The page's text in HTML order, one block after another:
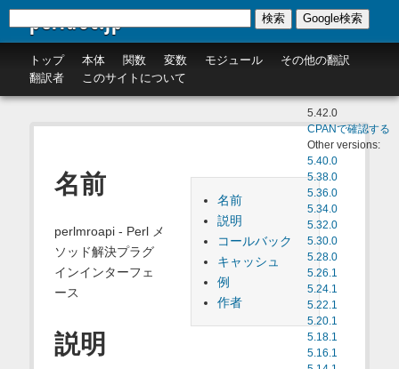
perldoc.jp
トップ 本体 関数 変数 モジュール
その他の翻訳
翻訳者
このサイトについて
検索 Google検索
5.42.0
CPANで確認する
Other versions:
5.40.0
5.38.0
5.36.0
5.34.0
5.32.0
5.30.0
5.28.0
5.26.1
5.24.1
5.22.1
5.20.1
5.18.1
5.16.1
名前
説明
コールバック
キャッシュ
例
作者
名前
perlmroapi - Perl メ
ソッド解決プラグ
インインターフェ
ース
説明